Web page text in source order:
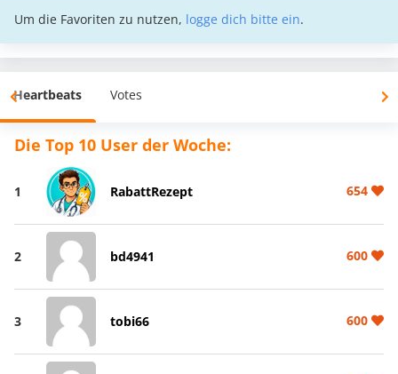
Um die Favoriten zu nutzen, logge dich bitte ein.
Heartbeats Votes
Die Top 10 User der Woche:
1 RabattRezept 654
2 bd4941 600
3 tobi66 600